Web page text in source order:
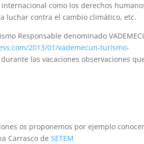
como los derechos
luchar contra el cambio climático, etc.
Responsable denominado
2013/01/vademecun-turismo-
las vacaciones observaciones
os proponemos por ejemplo
Carrasco deSETEM